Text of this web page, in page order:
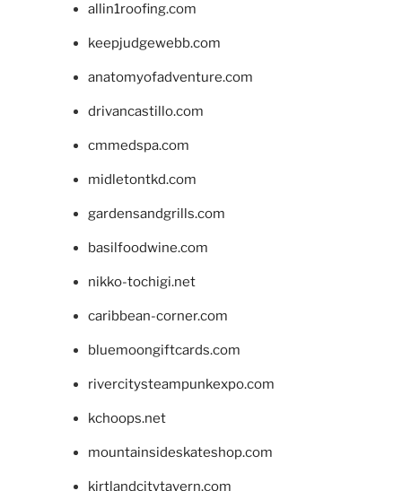
allin1roofing.com
keepjudgewebb.com
anatomyofadventure.com
drivancastillo.com
cmmedspa.com
midletontkd.com
gardensandgrills.com
basilfoodwine.com
nikko-tochigi.net
caribbean-corner.com
bluemoongiftcards.com
rivercitysteampunkexpo.com
kchoops.net
mountainsideskateshop.com
kirtlandcitytavern.com